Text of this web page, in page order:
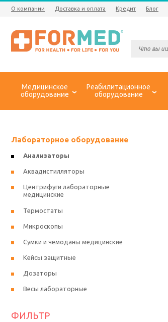
О компании Доставка и оплата Кредит Блог
Медицинское
оборудование
Реабилитационное
оборудование
Лабораторное оборудование
Анализаторы
Аквадистилляторы
Центрифуги лабораторные
медицинские
Термостаты
Микроскопы
Сумки и чемоданы медицинские
Кейсы защитные
Дозаторы
Весы лабораторные
ФИЛЬТР